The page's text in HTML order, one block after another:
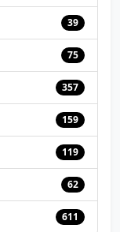
39
75
357
159
119
62
611